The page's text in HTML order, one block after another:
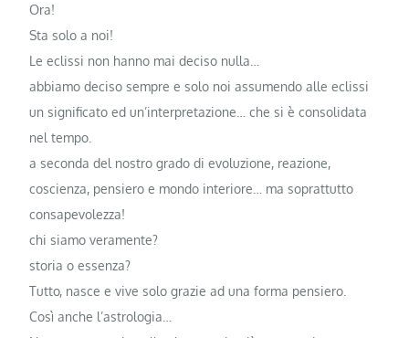
Ora!
Sta solo a noi!
Le eclissi non hanno mai deciso nulla…
abbiamo deciso sempre e solo noi assumendo alle eclissi
un significato ed un’interpretazione… che si è consolidata
nel tempo.
a seconda del nostro grado di evoluzione, reazione,
coscienza, pensiero e mondo interiore… ma soprattutto
consapevolezza!
chi siamo veramente?
storia o essenza?
Tutto, nasce e vive solo grazie ad una forma pensiero.
Così anche l’astrologia…